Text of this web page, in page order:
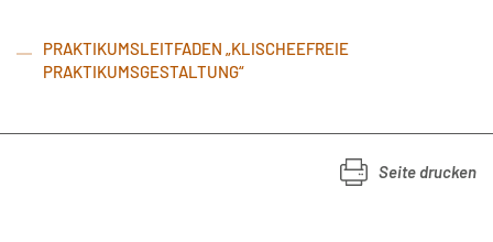
PRAKTIKUMSLEITFADEN „KLISCHEEFREIE
PRAKTIKUMSGESTALTUNG“
Seite drucken